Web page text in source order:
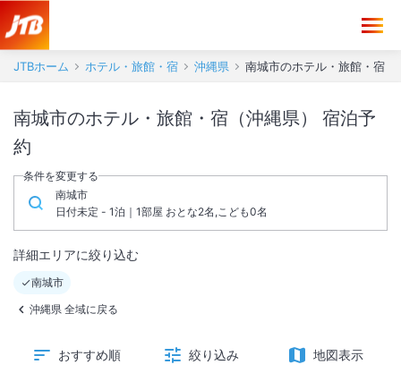
JTBホーム ホテル・旅館・宿 沖縄県 南城市のホテル・旅館・宿
南城市のホテル・旅館・宿（沖縄県） 宿泊予
約
条件を変更する
南城市
日付未定 - 1泊｜1部屋 おとな2名,こども0名
詳細エリアに絞り込む
南城市
沖縄県 全域に戻る
おすすめ順 絞り込み 地図表示